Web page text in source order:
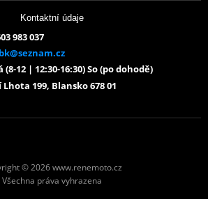
Kontaktní údaje
983 037
(8-12 | 12:30-16:30) So (po dohodě)
199, Blansko 678 01
© 2026 www.renemoto.cz
Všechna práva vyhrazena